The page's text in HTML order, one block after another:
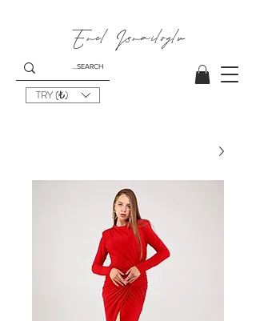
Emel Ismailoglu
TRY (₺)